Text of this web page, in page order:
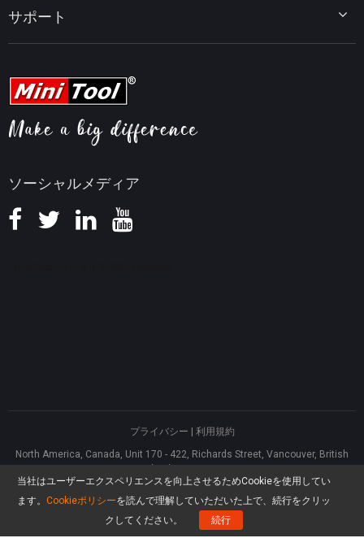
当社はユーザーエクスペリエンスを向上させるためCookieを使用してい
ます。 Cookieポリシーを読んで理解していただいた上で、続行をクリッ
クしてください。
続行
ソーシャルメディア
MiniTool uTube Downloader
PDF編集ヒント
動画編集ヒント
ビデオ変換ヒント
画面録画ヒント
知識ベース
MiniTool ニュースセンター
サポート
ヘルプ
プライバシー
利用規約
North America, Canada, Unit 170 - 422, Richards Street, Vancouver, British
Asia, Hong Kong, Suite 820,8/F., Ocean Centre, Harbour City, 5 Canton Road,
Tsim Sha Tsui, Kowloon
2026 MiniTool Software Limited, All rights reserved.